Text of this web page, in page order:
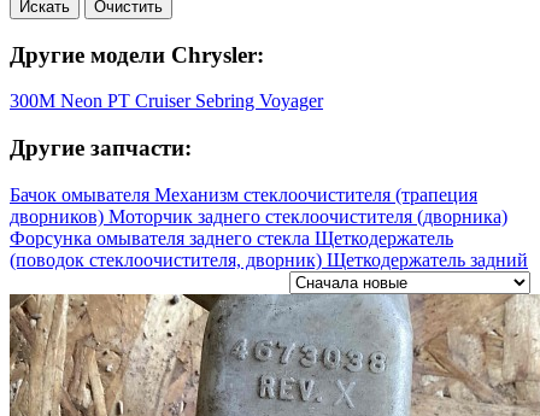
Искать Очистить
Другие модели Chrysler:
300M Neon PT Cruiser Sebring Voyager
Другие запчасти:
Бачок омывателя Механизм стеклоочистителя (трапеция
дворников) Моторчик заднего стеклоочистителя (дворника)
Форсунка омывателя заднего стекла Щеткодержатель
(поводок стеклоочистителя, дворник) Щеткодержатель задний